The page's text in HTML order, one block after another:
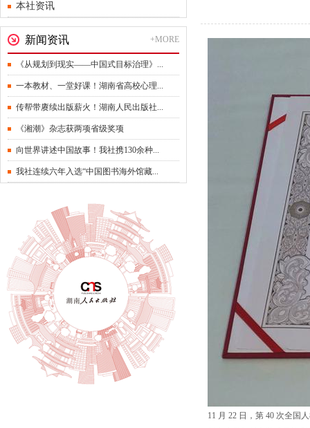
本社资讯
新闻资讯 +MORE
《从规划到现实——中国式目标治理》...
一本教材、一堂好课！湖南省高校心理...
传帮带赓续出版薪火！湖南人民出版社...
《湘潮》杂志获两项省级奖项
向世界讲述中国故事！我社携130余种...
我社连续六年入选“中国图书海外馆藏...
11 月 22 日，第 40 次全国